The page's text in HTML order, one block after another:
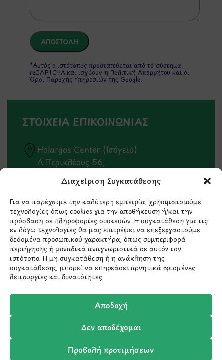
Διαχείριση Συγκατάθεσης
Για να παρέχουμε την καλύτερη εμπειρία, χρησιμοποιούμε
τεχνολογίες όπως cookies για την αποθήκευση ή/και την
πρόσβαση σε πληροφορίες συσκευών. Η συγκατάθεση για τις
εν λόγω τεχνολογίες θα μας επιτρέψει να επεξεργαστούμε
δεδομένα προσωπικού χαρακτήρα, όπως συμπεριφορά
περιήγησης ή μοναδικά αναγνωριστικά σε αυτόν τον
ιστότοπο. Η μη συγκατάθεση ή η ανάκληση της
συγκατάθεσης, μπορεί να επηρεάσει αρνητικά ορισμένες
λειτουργίες και δυνατότητες.
Αποδοχή
Δεν αποδέχομαι
Προβολή προτιμήσεων
*Αυτός ο ιστότοπος προστατεύεται από το σύστημα
reCAPTCHA και ισχύουν η Πολιτική Απορρήτου και οι
Όροι Παροχής Υπηρεσιώντης Google.
ΣΤΟΙΧΕΙΑ ΕΠΙΚΟΙΝΩΝΙΑΣ
Holargos Center (Ισόγειο)
Λ.Περικλέους 56,
210 6522282
info@ypografi.com
Έχετε ερωτήσεις σχετικά με ένα προϊόν ή μια
παραγγελία; Στείλτε μας ένα email και θα
επικοινωνήσουμε σύντομα μαζί σας.